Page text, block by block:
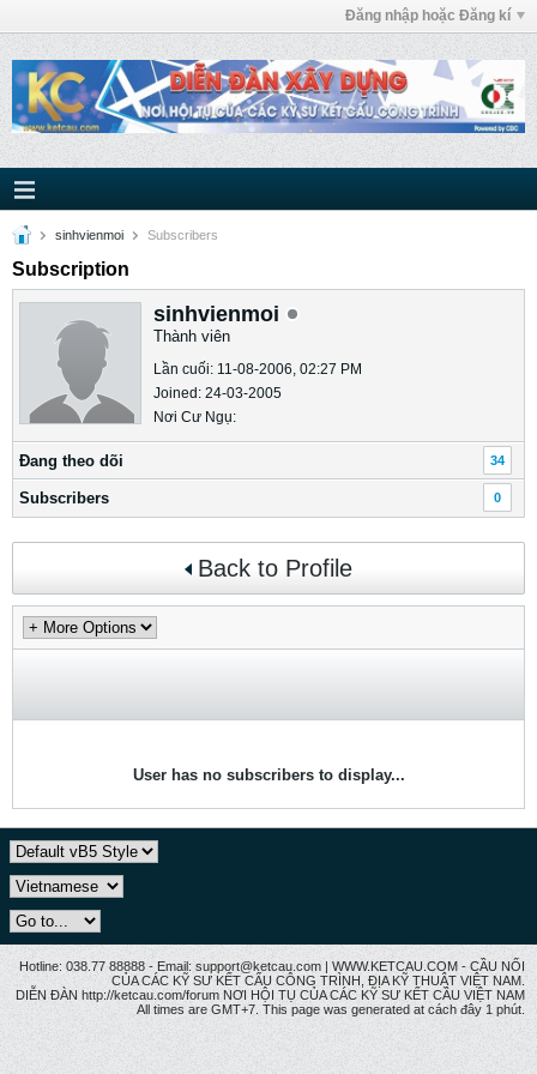
Đăng nhập hoặc Đăng kí
sinhvienmoi Subscribers
Subscription
sinhvienmoi
Thành viên
Lần cuối: 11-08-2006, 02:27 PM
Joined: 24-03-2005
Nơi Cư Ngụ:
Ðang theo dõi 34
Subscribers 0
Back to Profile
User has no subscribers to display...
Hotline: 038.77 88888 - Email: support@ketcau.com | WWW.KETCAU.COM - CẦU NỐI
CỦA CÁC KỸ SƯ KẾT CẤU CÔNG TRÌNH, ĐỊA KỸ THUẬT VIỆT NAM.
DIỄN ĐÀN http://ketcau.com/forum NƠI HỘI TỤ CỦA CÁC KỸ SƯ KẾT CÂU VIỆT NAM
All times are GMT+7. This page was generated at cách đây 1 phút.